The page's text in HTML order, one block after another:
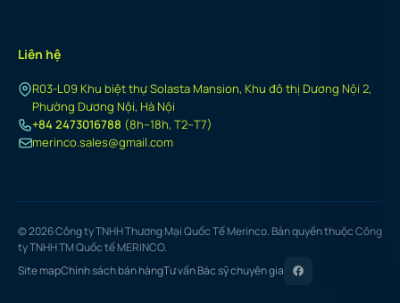
Liên hệ
R03-L09 Khu biệt thự Solasta Mansion, Khu đô thị Dương Nội 2,
Phường Dương Nội, Hà Nội
+84 2473016788 (8h–18h, T2–T7)
merinco.sales@gmail.com
© 2026 Công ty TNHH Thương Mại Quốc Tế Merinco. Bản quyền thuộc Công
ty TNHH TM Quốc tế MERINCO.
Site mapChính sách bán hàngTư vấn Bác sỹ chuyên gia